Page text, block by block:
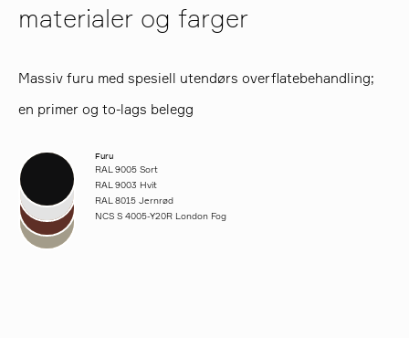
materialer og farger
Massiv furu med spesiell utendørs overflatebehandling;
en primer og to-lags belegg
Furu
RAL 9005 Sort
RAL 9003 Hvit
RAL 8015 Jernrød
NCS S 4005-Y20R London Fog